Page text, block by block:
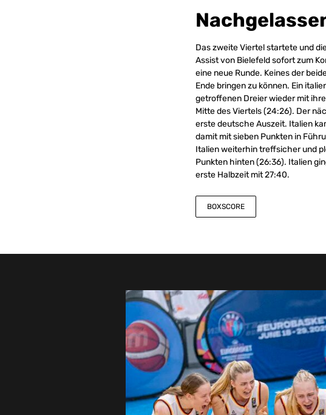
Das zweite Viertel startete und
Assist von Bielefeld sofort zum
eine neue Runde. Keines der
Ende bringen zu können. Ein
getroffenen Dreier wieder mit
Mitte des Viertels (24:26). Der
erste deutsche Auszeit. Italien
damit mit sieben Punkten in
Italien weiterhin treffsicher und
Punkten hinten (26:36). Italien
erste Halbzeit mit 27:40.
BOXSCORE